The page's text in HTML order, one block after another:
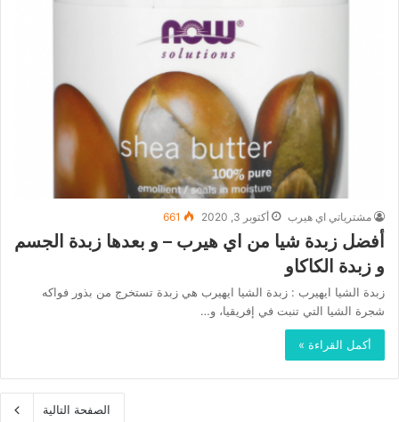
مشترياتي اي هيرب أكتوبر 3, 2020 661
أفضل زبدة شيا من اي هيرب – و بعدها زبدة الجسم
و زبدة الكاكاو
زبدة الشيا ايهيرب : زبدة الشيا ايهيرب هي زبدة تستخرج من بذور فواكه
شجرة الشيا التي تنبت في إفريقيا، و…
أكمل القراءة »
الصفحة التالية